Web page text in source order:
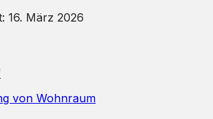
16. März 2026
von Wohnraum